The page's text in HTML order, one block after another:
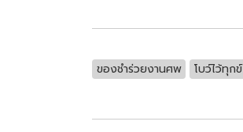
ของชำร่วยงานศพ โบว์ไว้ทุกข์